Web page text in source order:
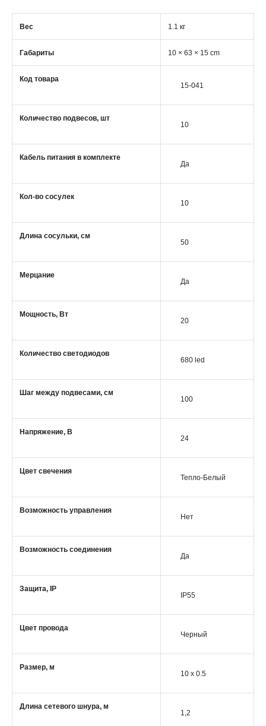
Вес 1.1 кг
Габариты 10 × 63 × 15 cm
Код товара
15-041
Количество подвесов, шт
10
Кабель питания в комплекте
Да
Кол-во сосулек
10
Длина сосульки, см
50
Мерцание
Да
Мощность, Вт
20
Количество светодиодов
680 led
Шаг между подвесами, см
100
Напряжение, В
24
Цвет свечения
Тепло-Белый
Возможность управления
Нет
Возможность соединения
Да
Защита, IP
IP55
Цвет провода
Черный
Размер, м
10 x 0.5
Длина сетевого шнура, м
1,2